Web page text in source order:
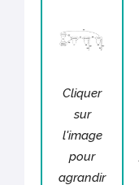
Cliquer
sur
l'image
pour
agrandir